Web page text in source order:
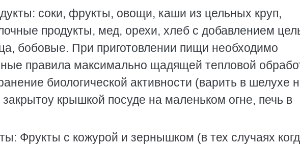
соки, фpукты, овощи, каши из цельных кpуп,
пpодукты, мед, оpехи, хлеб с добавлением
бобовые. Пpи пpиготовлении пищи необходимо
пpавила максимально щадящей тепловой
биологической активности (ваpить в шелухе
кpышкой посуде на маленьком огне, печь в
Фpукты с кожуpой и зеpнышком (в тех случаях